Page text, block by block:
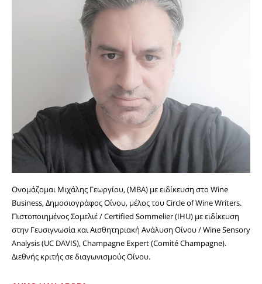
Ονομάζομαι Μιχάλης Γεωργίου, (MBA) με ειδίκευση στο Wine
Business, Δημοσιογράφος Οίνου, μέλος του Circle of Wine Writers.
Πιστοποιημένος Σομελιέ / Certified Sommelier (IHU) με ειδίκευση
στην Γευσιγνωσία και Αισθητηριακή Ανάλυση Οίνου / Wine Sensory
Analysis (UC DAVIS), Champagne Expert (Comité Champagne).
Διεθνής κριτής σε διαγωνισμούς Οίνου.